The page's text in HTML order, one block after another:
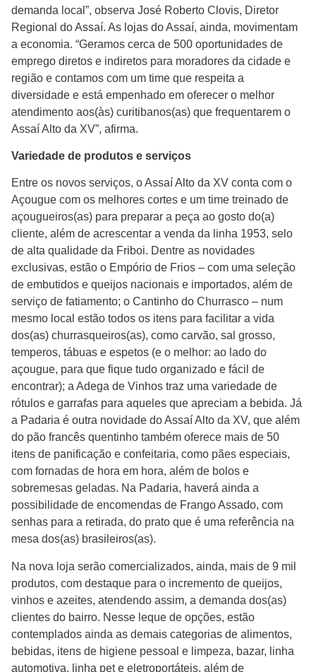
demanda local”, observa José Roberto Clovis, Diretor
Regional do Assaí. As lojas do Assaí, ainda, movimentam
a economia. “Geramos cerca de 500 oportunidades de
emprego diretos e indiretos para moradores da cidade e
região e contamos com um time que respeita a
diversidade e está empenhado em oferecer o melhor
atendimento aos(às) curitibanos(as) que frequentarem o
Assaí Alto da XV”, afirma.
Variedade de produtos e serviços
Entre os novos serviços, o Assaí Alto da XV conta com o
Açougue com os melhores cortes e um time treinado de
açougueiros(as) para preparar a peça ao gosto do(a)
cliente, além de acrescentar a venda da linha 1953, selo
de alta qualidade da Friboi. Dentre as novidades
exclusivas, estão o Empório de Frios – com uma seleção
de embutidos e queijos nacionais e importados, além de
serviço de fatiamento; o Cantinho do Churrasco – num
mesmo local estão todos os itens para facilitar a vida
dos(as) churrasqueiros(as), como carvão, sal grosso,
temperos, tábuas e espetos (e o melhor: ao lado do
açougue, para que fique tudo organizado e fácil de
encontrar); a Adega de Vinhos traz uma variedade de
rótulos e garrafas para aqueles que apreciam a bebida. Já
a Padaria é outra novidade do Assaí Alto da XV, que além
do pão francês quentinho também oferece mais de 50
itens de panificação e confeitaria, como pães especiais,
com fornadas de hora em hora, além de bolos e
sobremesas geladas. Na Padaria, haverá ainda a
possibilidade de encomendas de Frango Assado, com
senhas para a retirada, do prato que é uma referência na
mesa dos(as) brasileiros(as).
Na nova loja serão comercializados, ainda, mais de 9 mil
produtos, com destaque para o incremento de queijos,
vinhos e azeites, atendendo assim, a demanda dos(as)
clientes do bairro. Nesse leque de opções, estão
contemplados ainda as demais categorias de alimentos,
bebidas, itens de higiene pessoal e limpeza, bazar, linha
automotiva, linha pet e eletroportáteis, além de